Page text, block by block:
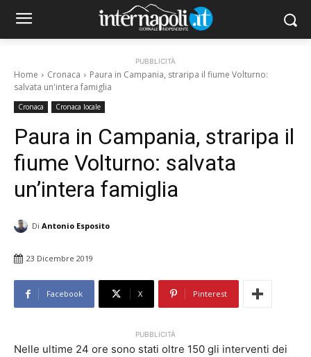
PUBBLICITÀ
Home Cronaca
Paura in Campania, straripa il fiume Volturno:
salvata un'intera famiglia
Cronaca Cronaca locale
Paura in Campania, straripa il
fiume Volturno: salvata
un’intera famiglia
Di Antonio Esposito
23 Dicembre 2019
Facebook X Pinterest
PUBBLICITÀ
Nelle ultime 24 ore sono stati oltre 150 gli interventi dei